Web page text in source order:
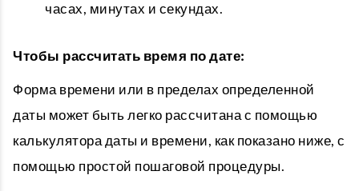
часах, минутах и ​​секундах.
Чтобы рассчитать время по дате:
Форма времени или в пределах определенной
даты может быть легко рассчитана с помощью
калькулятора даты и времени, как показано ниже, с
помощью простой пошаговой процедуры.